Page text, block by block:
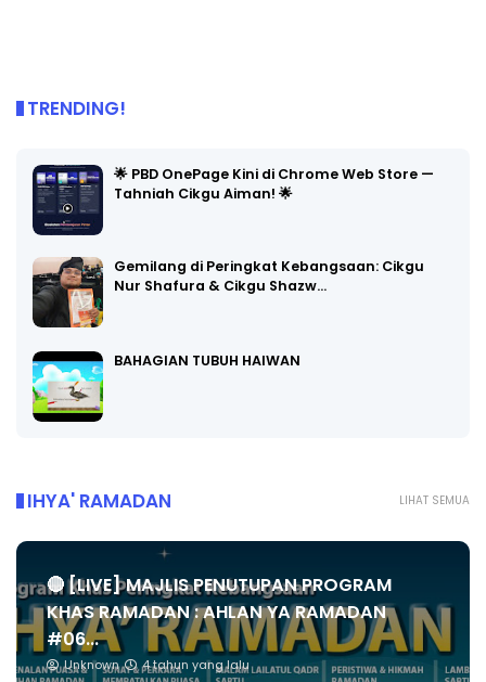
TRENDING!
🌟 PBD OnePage Kini di Chrome Web Store —
Tahniah Cikgu Aiman! 🌟
Gemilang di Peringkat Kebangsaan: Cikgu
Nur Shafura & Cikgu Shazw…
BAHAGIAN TUBUH HAIWAN
LIHAT SEMUA
IHYA' RAMADAN
🔴 [LIVE] MAJLIS PENUTUPAN PROGRAM
KHAS RAMADAN : AHLAN YA RAMADAN
#06...
Unknown 4 tahun yang lalu